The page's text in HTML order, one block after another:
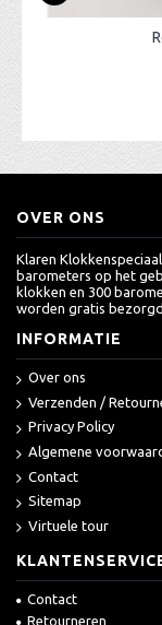
OVER ONS
Klaren
barometers op het
klokken en 300
worden gratis
INFORMATIE
Over ons
Verzenden /
Privacy Policy
Algemene
Contact
Sitemap
Virtuele tour
Contact
Retourneren